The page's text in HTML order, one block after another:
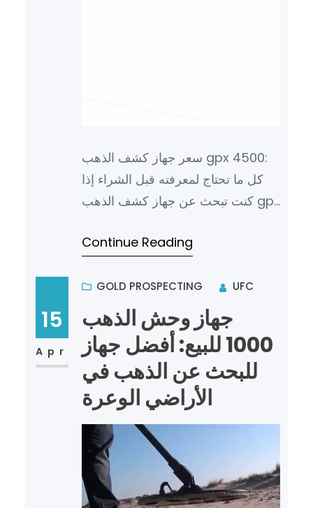
سعر جهاز كشف الذهب gpx 4500:
كل ما تحتاج لمعرفته قبل الشراء إذا
كنت تبحث عن جهاز كشف الذهب gpx
Continue Reading
15
Apr
GOLD PROSPECTING UFC
جهاز وحش الذهب
1000 للبيع: أفضل جهاز
للبحث عن الذهب في
الأراضي الوعرة